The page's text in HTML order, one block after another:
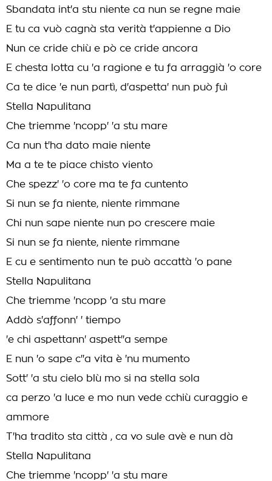
Sbandata int'a stu niente ca nun se regne maie
E tu ca vuò cagnà sta verità t'appienne a Dio
Nun ce cride chiù e pò ce cride ancora
E chesta lotta cu 'a ragione e tu fa arraggià 'o core
Ca te dice 'e nun partì, d'aspetta' nun può fuì
Stella Napulitana
Che triemme 'ncopp' 'a stu mare
Ca nun t'ha dato maie niente
Ma a te te piace chisto viento
Che spezz' 'o core ma te fa cuntento
Si nun se fa niente, niente rimmane
Chi nun sape niente nun po crescere maie
Si nun se fa niente, niente rimmane
E cu e sentimento nun te può accattà 'o pane
Stella Napulitana
Che triemme 'ncopp 'a stu mare
Addò s'affonn' ' tiempo
'e chi aspettann' aspett''a sempe
E nun 'o sape c''a vita è 'nu mumento
Sott' 'a stu cielo blù mo si na stella sola
ca perzo 'a luce e mo nun vede cchiù curaggio e
ammore
T'ha tradito sta città , ca vo sule avè e nun dà
Stella Napulitana
Che triemme 'ncopp' 'a stu mare